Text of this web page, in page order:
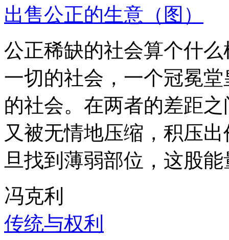
出售公正的生意（图）
公正稀缺的社会算个什
一切的社会，一个冠冕
的社会。在两者的差距
又被无情地压缩，积压
旦找到薄弱部位，这股
冯克利
传统与权利